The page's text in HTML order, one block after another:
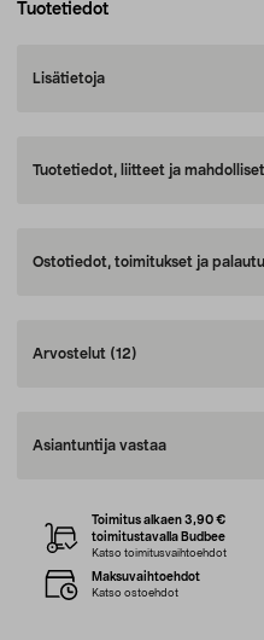
Tuotetiedot
Lisätietoja
Tuotetiedot, liitteet ja
Ostotiedot, toimitukset ja
Arvostelut (12)
Asiantuntija vastaa
Toimitus alkaen 3,90 €
toimitustavalla Budbee
Katso toimitusvaihtoehdot
Maksuvaihtoehdot
Katso ostoehdot